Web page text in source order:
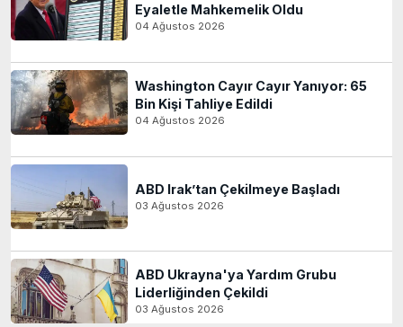
Eyaletle Mahkemelik Oldu
04 Ağustos 2026
Washington Cayır Cayır Yanıyor: 65
Bin Kişi Tahliye Edildi
04 Ağustos 2026
ABD Irak’tan Çekilmeye Başladı
03 Ağustos 2026
ABD Ukrayna'ya Yardım Grubu
Liderliğinden Çekildi
03 Ağustos 2026